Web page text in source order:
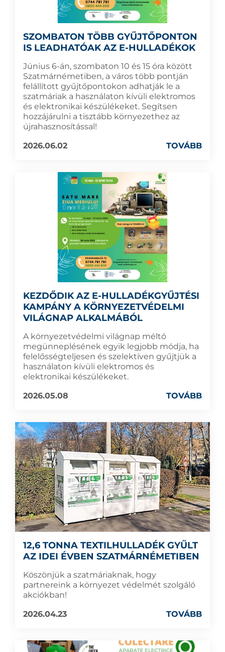
SZOMBATON TÖBB GYŰJTŐPONTON
IS LEADHATÓAK AZ E-HULLADÉKOK
Június 6-án, szombaton 10 és 15 óra között
Szatmárnémetiben, a város több pontján
felállított gyűjtőpontokon adhatják le a
szatmáriak a használaton kívüli elektromos
és elektronikai készülékeket. Segítsen
hozzájárulni a tisztább környezethez az
újrahasznosítással!
2026.06.02
TOVÁBB
KEZDŐDIK AZ E-HULLADÉKGYŰJTÉSI
KAMPÁNY A KÖRNYEZETVÉDELMI
VILÁGNAP ALKALMÁBÓL
A környezetvédelmi világnap méltó
megünneplésének egyik legjobb módja, ha
felelősségteljesen és szelektíven gyűjtjük a
használaton kívüli elektromos és
elektronikai készülékeket.
2026.05.08
TOVÁBB
12,6 TONNA TEXTILHULLADÉK GYŰLT
AZ IDEI ÉVBEN SZATMÁRNÉMETIBEN
Köszönjük a szatmáriaknak, hogy
partnereink a környezet védelmét szolgáló
akciókban!
2026.04.23
TOVÁBB